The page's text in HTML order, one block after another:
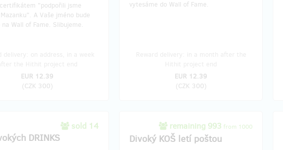
"podpořili jsme
A Vaše jméno bude
na Wall of Fame. Slibujeme.
EUR 12.39
(CZK 300)
vytesáme do Wall of Fame.
EUR 12.39
(CZK 300)
sold 14
DRINKS
remaining 993 from 1000
Divoký KOŠ letí poštou